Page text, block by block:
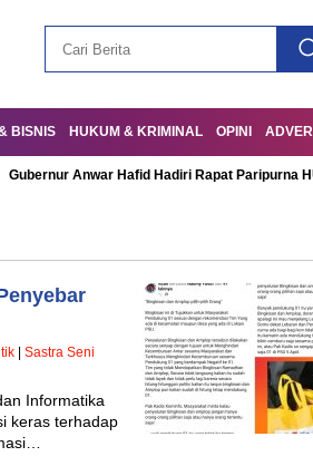
BISNIS HUKUM & KRIMINAL OPINI
Gubernur Anwar Hafid Hadiri Rapat Paripurna
Sastra Seni
Informatika
keras terhadap